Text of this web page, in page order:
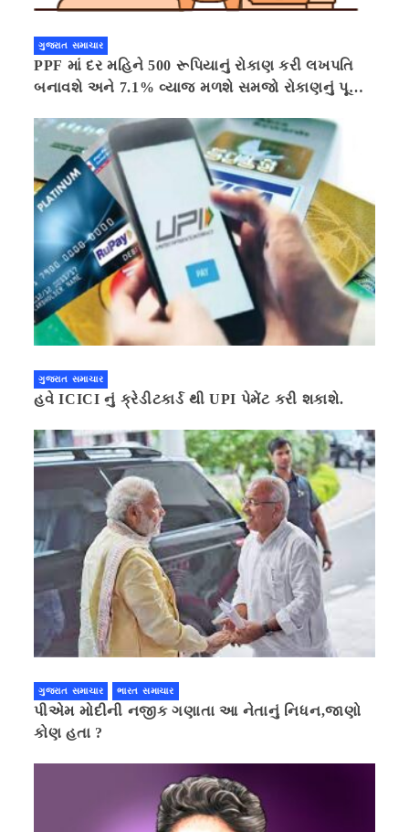
ગુજરાત સમાચાર
PPF માં દર મહિને 500 રૂપિયાનું રોકાણ કરી લખપતિ
બનાવશે અને 7.1% વ્યાજ મળશે સમજો રોકાણનું પૂરું
ગુજરાત સમાચાર
હવે ICICI નું ક્રેડીટકાર્ડ થી UPI પેમેંટ કરી શકાશે.
ગુજરાત સમાચાર ભારત સમાચાર
પીએમ મોદીની નજીક ગણાતા આ નેતાનું નિધન,જાણો
કોણ હતા ?